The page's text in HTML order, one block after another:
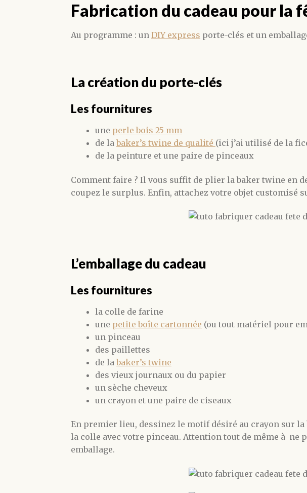
Fabrication du cadeau pour la
Au programme : unDIY express porte-clés et un
La création du porte-clés
Les fournitures
une perle bois 25 mm
de labaker’s twine de qualité (ici j’ai utilisé de la
de la peinture et une paire de pinceaux
Comment faire ? Il vous suffit de plier la baker twine en
coupez le surplus. Enfin, attachez votre objet customisé
L’emballage du cadeau
Les fournitures
la colle de farine
une petite boîte cartonnée (ou tout matériel pour
un pinceau
des paillettes
de labaker’s twine
des vieux journaux ou du papier
un sèche cheveux
un crayon et une paire de ciseaux
En premier lieu, dessinez le motif désiré au crayon sur
la colle avec votre pinceau. Attention tout de même à ne
emballage.